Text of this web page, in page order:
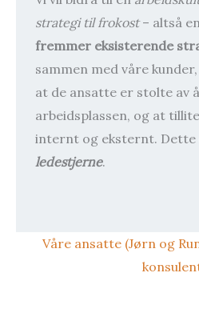
strategi til frokost– altså en
fremmer eksisterende
sammen med våre
at de ansatte er stolte av
arbeidsplassen, og at
internt og eksternt.
ledestjerne.
Våre ansatte (Jørn og